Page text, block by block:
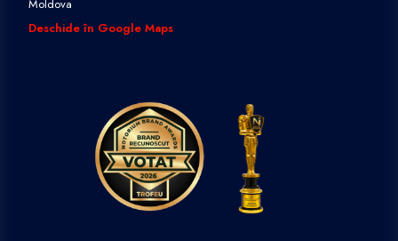
Moldova
Deschide în Google Maps